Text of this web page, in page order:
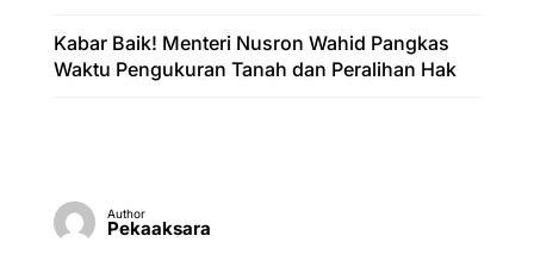
Kabar Baik! Menteri Nusron Wahid Pangkas
Waktu Pengukuran Tanah dan Peralihan Hak
Author
Pekaaksara